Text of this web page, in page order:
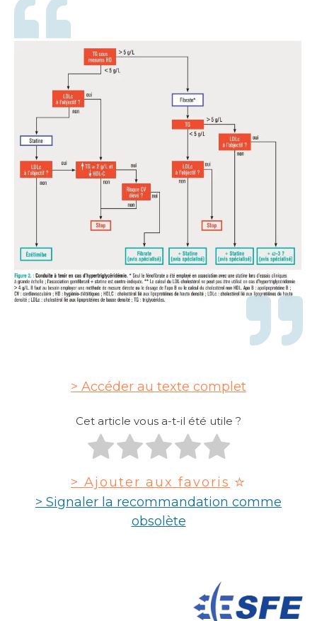
Accéder au texte complet
Cet article vous a-t-il été utile ?
> Ajouter aux favoris
> Signaler la recommandation comme
obsolète